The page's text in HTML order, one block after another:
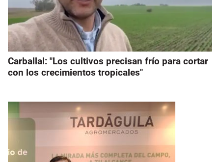
Carballal: "Los cultivos precisan frío para cortar
con los crecimientos tropicales"